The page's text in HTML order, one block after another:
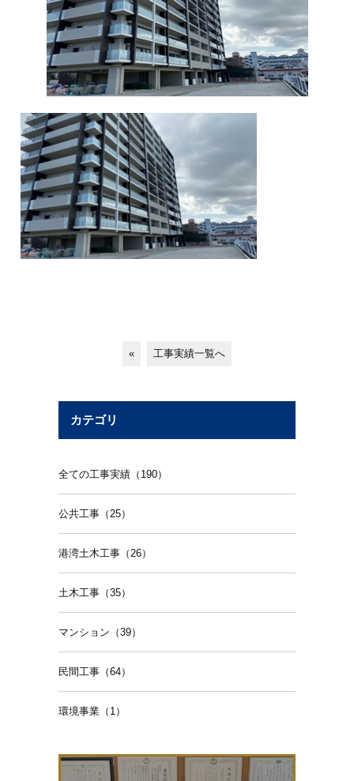
« 工事実績一覧へ
カテゴリ
全ての工事実績（190）
公共工事（25）
港湾土木工事（26）
土木工事（35）
マンション（39）
民間工事（64）
環境事業（1）